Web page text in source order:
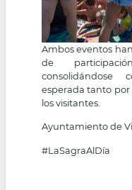
Ambos eventos
de
esperada tanto por
los visitantes.
Ayuntamiento de
#LaSagraAlDía